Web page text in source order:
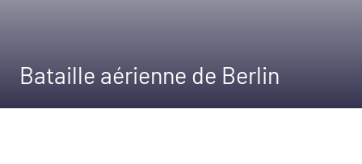
Bataille aérienne de Berlin